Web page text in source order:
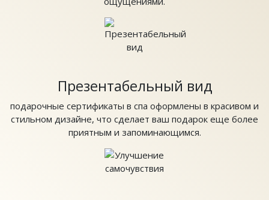
Презентабельный вид
подарочные сертификаты в спа оформлены в красивом и
стильном дизайне, что сделает ваш подарок еще более
приятным и запоминающимся.